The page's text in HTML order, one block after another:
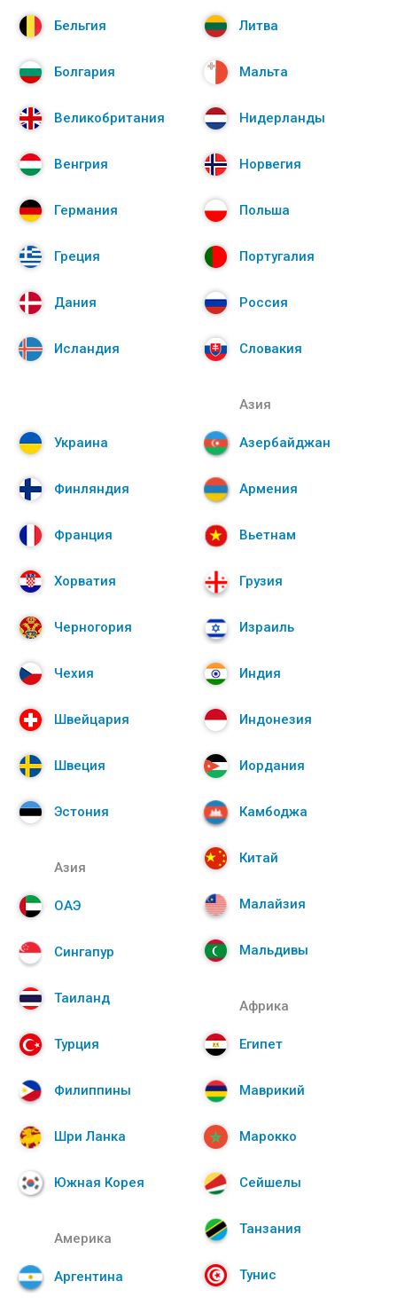
Бельгия
Болгария
Великобритания
Венгрия
Германия
Греция
Дания
Исландия
Литва
Мальта
Нидерланды
Норвегия
Польша
Португалия
Россия
Словакия
Украина
Финляндия
Франция
Хорватия
Черногория
Чехия
Швейцария
Швеция
Эстония
Азия
Азербайджан
Армения
Вьетнам
Грузия
Израиль
Индия
Индонезия
Иордания
Камбоджа
Китай
Малайзия
Мальдивы
Азия
ОАЭ
Сингапур
Таиланд
Турция
Филиппины
Шри Ланка
Южная Корея
Африка
Египет
Маврикий
Марокко
Сейшелы
Танзания
Тунис
Америка
Аргентина